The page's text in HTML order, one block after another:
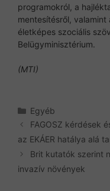
programokról, a
mentesítésről,
életképes szociális
Belügyminisztérium.
(MTI)
Kategória
Egyéb
FAGOSZ kérdések
az EKÁER hatálya alá
Brit kutatók szerint
invazív növények